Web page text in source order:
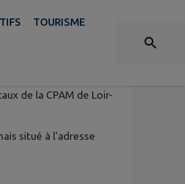
TOURISME
de la CPAM de Loir-
situé à l'adresse